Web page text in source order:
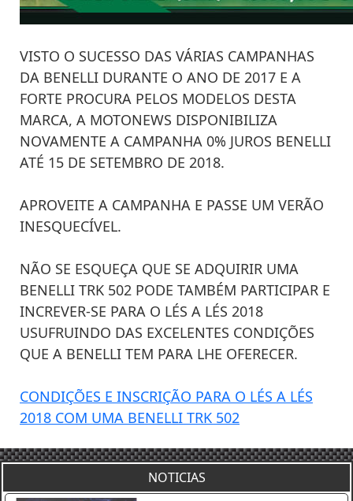
VISTO O SUCESSO DAS VÁRIAS CAMPANHAS
DA BENELLI DURANTE O ANO DE 2017 E A
FORTE PROCURA PELOS MODELOS DESTA
MARCA, A MOTONEWS DISPONIBILIZA
NOVAMENTE A CAMPANHA 0% JUROS BENELLI
ATÉ 15 DE SETEMBRO DE 2018.
APROVEITE A CAMPANHA E PASSE UM VERÃO
INESQUECÍVEL.
NÃO SE ESQUEÇA QUE SE ADQUIRIR UMA
BENELLI TRK 502 PODE TAMBÉM PARTICIPAR E
INCREVER-SE PARA O LÉS A LÉS 2018
USUFRUINDO DAS EXCELENTES CONDIÇÕES
QUE A BENELLI TEM PARA LHE OFERECER.
CONDIÇÕES E INSCRIÇÃO PARA O LÉS A LÉS
2018 COM UMA BENELLI TRK 502
NOTICIAS